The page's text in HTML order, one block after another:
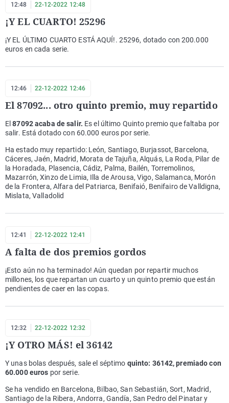
12:48 22-12-2022 12:48
¡Y EL CUARTO! 25296
¡Y EL ÚLTIMO CUARTO ESTÁ AQUÍ!. 25296, dotado con 200.000
euros en cada serie.
12:46 22-12-2022 12:46
El 87092... otro quinto premio, muy repartido
El87092 acaba de salir. Es el último Quinto premio que faltaba por
salir. Está dotado con 60.000 euros por serie.
Ha estado muy repartido: León, Santiago, Burjassot, Barcelona,
Cáceres, Jaén, Madrid, Morata de Tajuña, Alquás, La Roda, Pilar de
la Horadada, Plasencia, Cádiz, Palma, Bailén, Torremolinos,
Mazarrón, Xinzo de Limia, Illa de Arousa, Vigo, Salamanca, Morón
de la Frontera, Alfara del Patriarca, Benifaió, Benifairo de Valldigna,
Mislata, Valladolid
12:41 22-12-2022 12:41
A falta de dos premios gordos
¡Esto aún no ha terminado! Aún quedan por repartir muchos
millones, los que repartan un cuarto y un quinto premio que están
pendientes de caer en las copas.
12:32 22-12-2022 12:32
¡Y OTRO MÁS! el 36142
Y unas bolas después, sale el séptimo quinto: 36142, premiado con
60.000 euros por serie.
Se ha vendido en Barcelona, Bilbao, San Sebastián, Sort, Madrid,
Santiago de la Ribera, Andorra, Gandía, San Pedro del Pinatar y